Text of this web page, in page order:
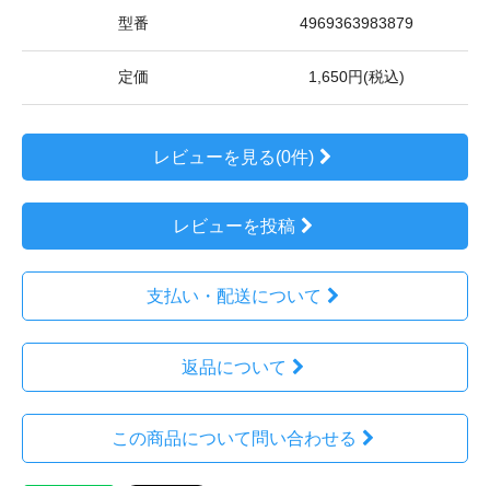
型番 4969363983879
定価 1,650円(税込)
レビューを見る(0件)
レビューを投稿
支払い・配送について
返品について
この商品について問い合わせる